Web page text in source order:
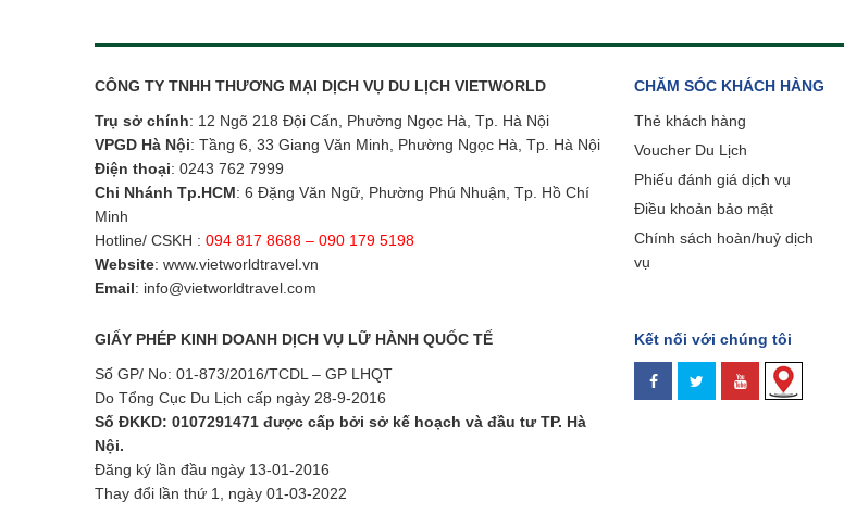
CÔNG TY TNHH THƯƠNG MẠI DỊCH VỤ DU LỊCH VIETWORLD
Trụ sở chính: 12 Ngõ 218 Đội Cấn, Phường Ngọc Hà, Tp. Hà Nội
VPGD Hà Nội: Tầng 6, 33 Giang Văn Minh, Phường Ngọc Hà, Tp. Hà Nội
Điện thoại: 0243 762 7999
Chi Nhánh Tp.HCM: 6 Đặng Văn Ngữ, Phường Phú Nhuận, Tp. Hồ Chí
Minh
Hotline/ CSKH : 094 817 8688 – 090 179 5198
Website: www.vietworldtravel.vn
Email: info@vietworldtravel.com
CHĂM SÓC KHÁCH HÀNG
Thẻ khách hàng
Voucher Du Lịch
Phiếu đánh giá dịch vụ
Điều khoản bảo mật
Chính sách hoàn/huỷ dịch
vụ
GIẤY PHÉP KINH DOANH DỊCH VỤ LỮ HÀNH QUỐC TẾ
Số GP/ No: 01-873/2016/TCDL – GP LHQT
Do Tổng Cục Du Lịch cấp ngày 28-9-2016
Số ĐKKD: 0107291471 được cấp bởi sở kế hoạch và đầu tư TP. Hà
Nội.
Đăng ký lần đầu ngày 13-01-2016
Thay đổi lần thứ 1, ngày 01-03-2022
Kết nối với chúng tôi